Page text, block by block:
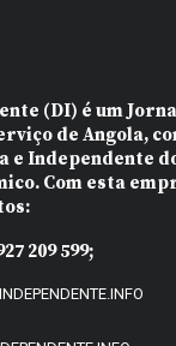
(DI) é um
de Angola,
Independente
Com esta
209 599;